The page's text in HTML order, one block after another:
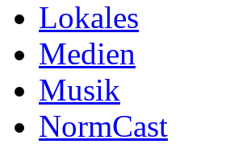
Lokales
Medien
Musik
NormCast